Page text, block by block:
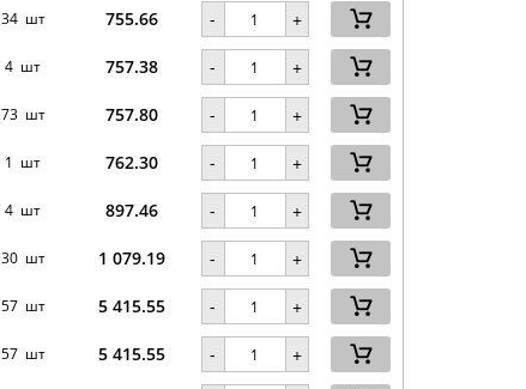
34 шт 755.66 - +
4 шт 757.38 - +
73 шт 757.80 - +
1 шт 762.30 - +
4 шт 897.46 - +
30 шт 1 079.19 - +
57 шт 5 415.55 - +
57 шт 5 415.55 - +